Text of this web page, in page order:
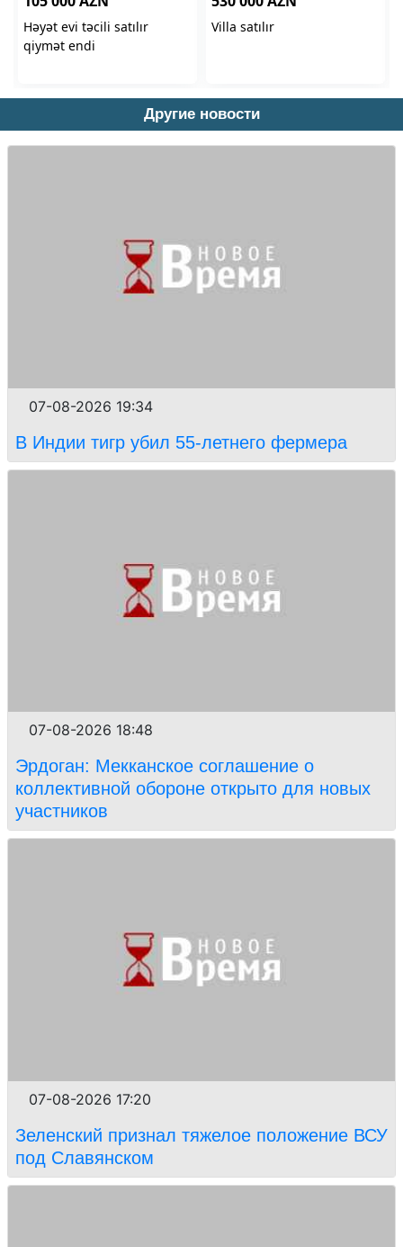
Другие новости
07-08-2026 19:34
В Индии тигр убил 55-летнего фермера
07-08-2026 18:48
Эрдоган: Мекканское соглашение о
коллективной обороне открыто для новых
участников
07-08-2026 17:20
Зеленский признал тяжелое положение ВСУ
под Славянском